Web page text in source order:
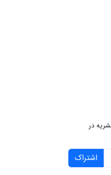
در
اشتراک